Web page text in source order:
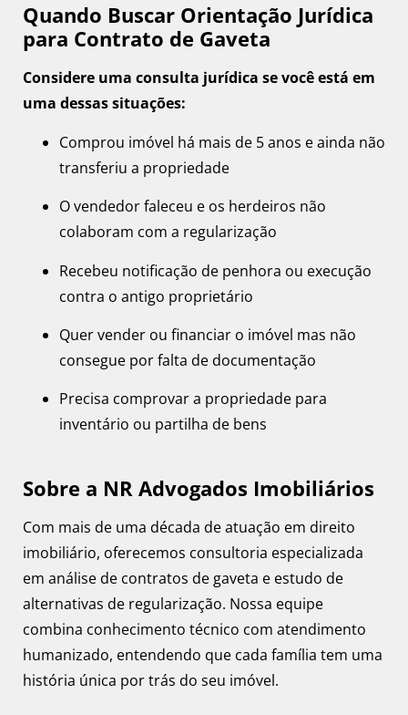
Quando Buscar Orientação Jurídica
para Contrato de Gaveta
Considere uma consulta jurídica se você está em
uma dessas situações:
Comprou imóvel há mais de 5 anos e ainda não
transferiu a propriedade
O vendedor faleceu e os herdeiros não
colaboram com a regularização
Recebeu notificação de penhora ou execução
contra o antigo proprietário
Quer vender ou financiar o imóvel mas não
consegue por falta de documentação
Precisa comprovar a propriedade para
inventário ou partilha de bens
Sobre a NR Advogados Imobiliários
Com mais de uma década de atuação em direito
imobiliário, oferecemos consultoria especializada
em análise de contratos de gaveta e estudo de
alternativas de regularização. Nossa equipe
combina conhecimento técnico com atendimento
humanizado, entendendo que cada família tem uma
história única por trás do seu imóvel.